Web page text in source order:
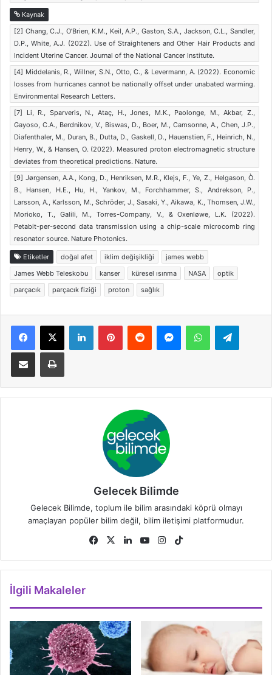
Kaynak
[2] Chang, C.J., O’Brien, K.M., Keil, A.P., Gaston, S.A., Jackson, C.L., Sandler,
D.P., White, A.J. (2022). Use of Straighteners and Other Hair Products and
Incident Uterine Cancer. Journal of the National Cancer Institute.
[4] Middelanis, R., Willner, S.N., Otto, C., & Levermann, A. (2022). Economic
losses from hurricanes cannot be nationally offset under unabated warming.
Environmental Research Letters.
[7] Li, R., Sparveris, N., Ataç, H., Jones, M.K., Paolonge, M., Akbar, Z.,
Gayoso, C.A., Berdnikov, V., Biswas, D., Boer, M., Camsonne, A., Chen, J.P.,
Diafenthaler, M., Duran, B., Dutta, D., Gaskell, D., Hauenstien, F., Heinrich, N.,
Henry, W., & Hansen, O. (2022). Measured proton electromagnetic structure
deviates from theoretical predictions. Nature.
[9] Jørgensen, A.A., Kong, D., Henriksen, M.R., Klejs, F., Ye, Z., Helgason, Ò.
B., Hansen, H.E., Hu, H., Yankov, M., Forchhammer, S., Andrekson, P.,
Larsson, A., Karlsson, M., Schröder, J., Sasaki, Y., Aikawa, K., Thomsen, J.W.,
Morioko, T., Galili, M., Torres-Company, V., & Oxenløwe, L.K. (2022).
Petabit-per-second data transmission using a chip-scale microcomb ring
resonator source. Nature Photonics.
Etiketler doğal afet iklim değişikliği
james webb
James Webb Teleskobu
kanser küresel ısınma NASA
optik
parçacık
parçacık fiziği proton sağlık
Facebook
X LinkedInPinterestReddit MessengerWhatsApp
E-Posta ile paylaş Yazdır
Gelecek Bilimde
Gelecek Bilimde, toplum ile bilim arasındaki köprü olmayı
amaçlayan popüler bilim değil, bilim iletişimi platformudur.
Facebook
X LinkedInYouTubeInstagram
İlgili Makaleler